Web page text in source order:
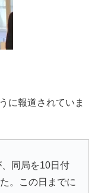
に報道されていま
同局を10日付
。この日までに